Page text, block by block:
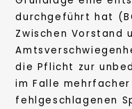
durchgeführt hat
Zwischen Vorstand
die Pflicht zur
im Falle
fehlgeschlagenen